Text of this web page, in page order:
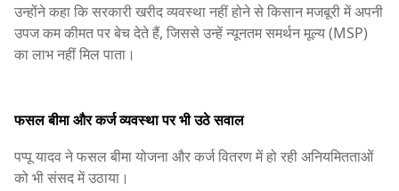
उन्होंने कहा कि सरकारी खरीद व्यवस्था नहीं होने से किसान मजबूरी में अपनी
उपज कम कीमत पर बेच देते हैं, जिससे उन्हें न्यूनतम समर्थन मूल्य (MSP)
का लाभ नहीं मिल पाता।
फसल बीमा और कर्ज व्यवस्था पर भी उठे सवाल
पप्पू यादव ने फसल बीमा योजना और कर्ज वितरण में हो रही अनियमितताओं
को भी संसद में उठाया।